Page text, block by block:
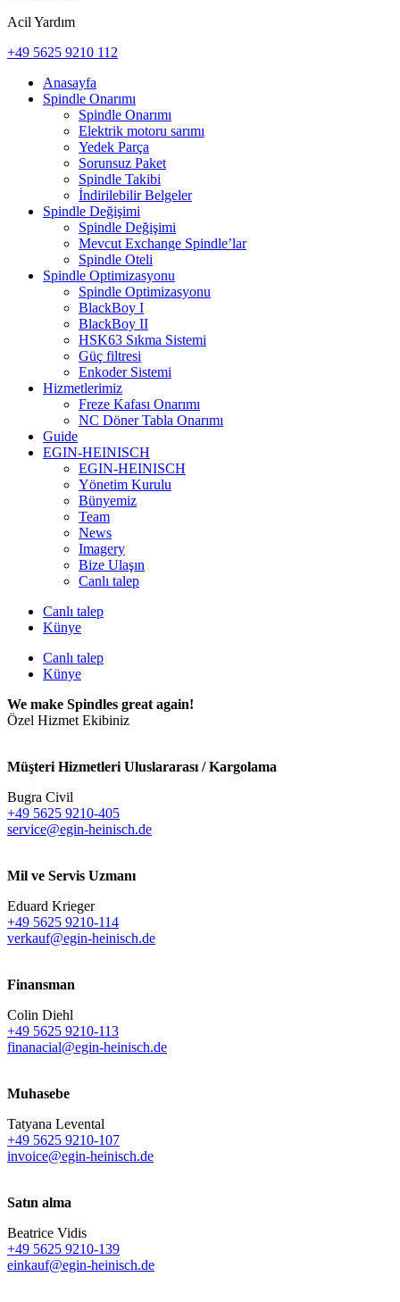
Acil Yardım
+49 5625 9210 112
Anasayfa
Spindle Onarımı
Spindle Onarımı
Elektrik motoru sarımı
Yedek Parça
Sorunsuz Paket
Spindle Takibi
İndirilebilir Belgeler
Spindle Değişimi
Spindle Değişimi
Mevcut Exchange Spindle’lar
Spindle Oteli
Spindle Optimizasyonu
Spindle Optimizasyonu
BlackBoy I
BlackBoy II
HSK63 Sıkma Sistemi
Güç filtresi
Enkoder Sistemi
Hizmetlerimiz
Freze Kafası Onarımı
NC Döner Tabla Onarımı
Guide
EGIN-HEINISCH
EGIN-HEINISCH
Yönetim Kurulu
Bünyemiz
Team
News
Imagery
Bize Ulaşın
Canlı talep
Canlı talep
Künye
Canlı talep
Künye
We make Spindles great again!
Özel Hizmet Ekibiniz
Müşteri Hizmetleri Uluslararası / Kargolama
Bugra Civil
+49 5625 9210-405
service@egin-heinisch.de
Mil ve Servis Uzmanı
Eduard Krieger
+49 5625 9210-114
verkauf@egin-heinisch.de
Finansman
Colin Diehl
+49 5625 9210-113
finanacial@egin-heinisch.de
Muhasebe
Tatyana Levental
+49 5625 9210-107
invoice@egin-heinisch.de
Satın alma
Beatrice Vidis
+49 5625 9210-139
einkauf@egin-heinisch.de